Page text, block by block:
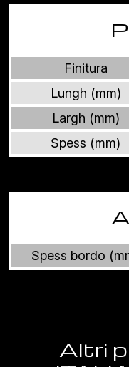
Finitura
Lungh (mm)
Largh (mm)
Spess (mm)
Spess bordo
Altri